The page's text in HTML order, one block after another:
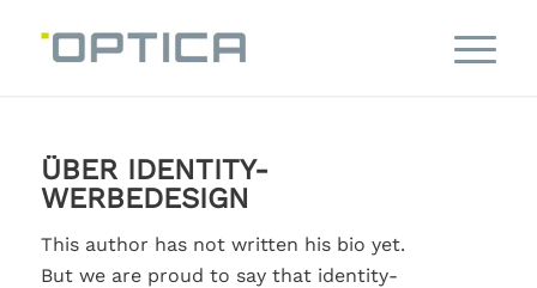
ÜBER IDENTITY-
WERBEDESIGN
This author has not written his bio yet.
But we are proud to say that identity-